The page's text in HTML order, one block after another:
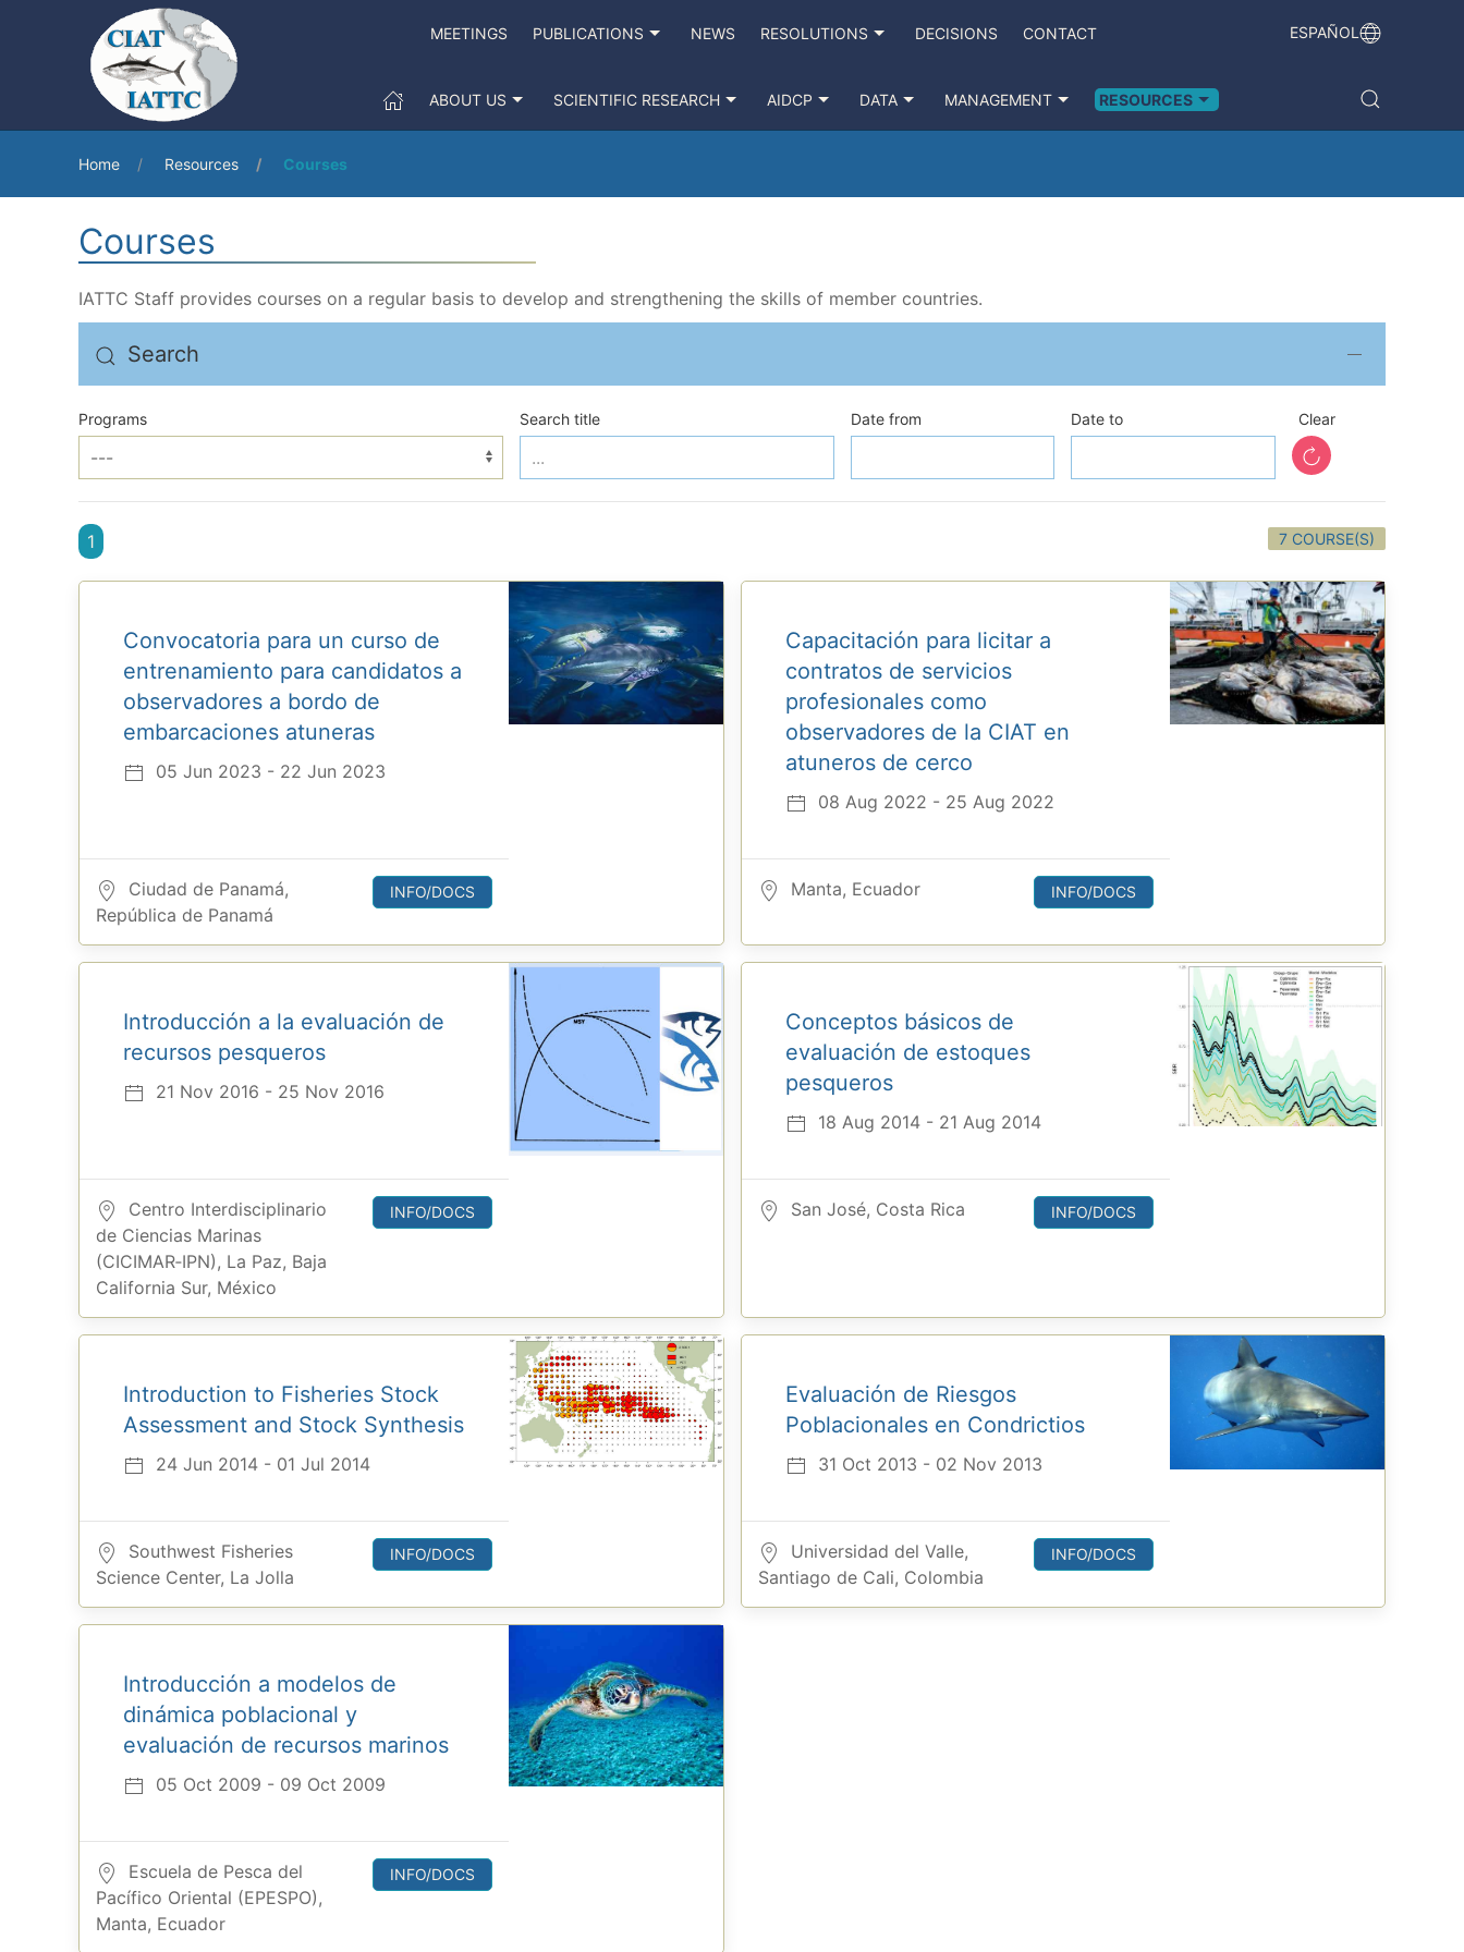
MEETINGS PUBLICATIONS NEWS RESOLUTIONS DECISIONS CONTACT ESPAÑOL
ABOUT US SCIENTIFIC RESEARCH AIDCP DATA MANAGEMENT RESOURCES
Home Resources Courses
Courses
IATTC Staff provides courses on a regular basis to develop and strengthening the skills of member countries.
Search
Programs Search title Date from Date to Clear
1 7 COURSE(S)
Convocatoria para un curso de
entrenamiento para candidatos a
observadores a bordo de
embarcaciones atuneras
05 Jun 2023 - 22 Jun 2023
Ciudad de Panamá,
República de Panamá
INFO/DOCS
Capacitación para licitar a
contratos de servicios
profesionales como
observadores de la CIAT en
atuneros de cerco
08 Aug 2022 - 25 Aug 2022
Manta, Ecuador INFO/DOCS
Introducción a la evaluación de
recursos pesqueros
21 Nov 2016 - 25 Nov 2016
Centro Interdisciplinario
de Ciencias Marinas
(CICIMAR‐IPN), La Paz, Baja
California Sur, México
INFO/DOCS
Conceptos básicos de
evaluación de estoques
pesqueros
18 Aug 2014 - 21 Aug 2014
San José, Costa Rica INFO/DOCS
Introduction to Fisheries Stock
Assessment and Stock Synthesis
24 Jun 2014 - 01 Jul 2014
Southwest Fisheries
Science Center, La Jolla
INFO/DOCS
Evaluación de Riesgos
Poblacionales en Condrictios
31 Oct 2013 - 02 Nov 2013
Universidad del Valle,
Santiago de Cali, Colombia
INFO/DOCS
Introducción a modelos de
dinámica poblacional y
evaluación de recursos marinos
05 Oct 2009 - 09 Oct 2009
Escuela de Pesca del
Pacífico Oriental (EPESPO),
Manta, Ecuador
INFO/DOCS